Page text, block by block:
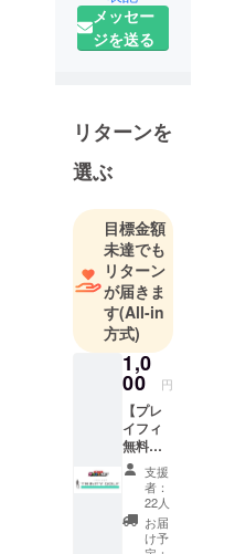
く某大手洋
画会社で勤
テンツを通
じて世の中
の皆様にワ
動をご提供
出来る様邁
進して参り
ました。し
かしなが
ら、そもそ
も私のDNA
はスポーツ
で構成され
ており、若
い頃から、
野球、ラグ
ビーに魂を
燃やして参
メッセー
ジを送る
リターンを
選ぶ
目標金額
未達でも
リターン
が届きま
す(All-in
方式)
1,0
00 円
【プレ
イフィ
無料で
１回ラ
ウン
ド：
1,000
円】 ＊
支援
者：
22人
お届
け予